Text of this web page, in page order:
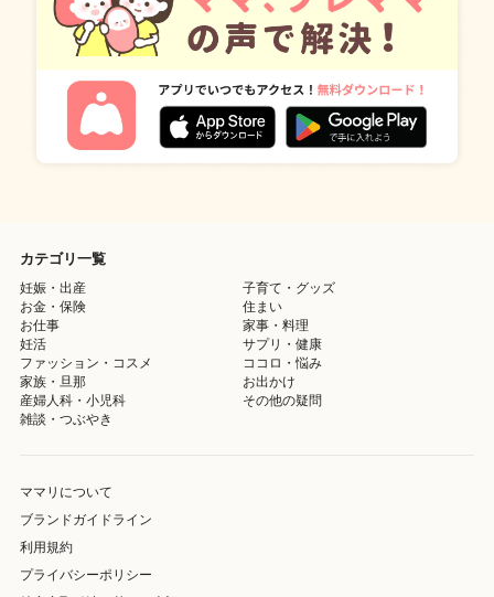
カテゴリ一覧
妊娠・出産
子育て・グッズ
お金・保険
住まい
お仕事
家事・料理
妊活
サプリ・健康
ファッション・コスメ
ココロ・悩み
家族・旦那
お出かけ
産婦人科・小児科
その他の疑問
雑談・つぶやき
ママリについて
ブランドガイドライン
利用規約
プライバシーポリシー